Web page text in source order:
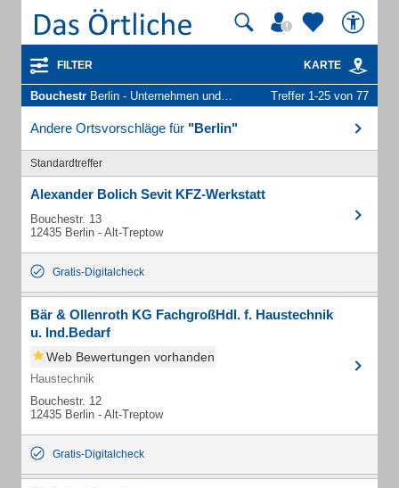
FILTER KARTE
Bouchestr Berlin - Unternehmen und Personen Treffer 1-25 von 77
Andere Ortsvorschläge für "Berlin"
Standardtreffer
Alexander Bolich Sevit KFZ-Werkstatt
Bouchestr. 13
12435 Berlin - Alt-Treptow
Gratis-Digitalcheck
Bär & Ollenroth KG FachgroßHdl. f. Haustechnik
u. Ind.Bedarf
Web Bewertungen vorhanden
Haustechnik
Bouchestr. 12
12435 Berlin - Alt-Treptow
Gratis-Digitalcheck